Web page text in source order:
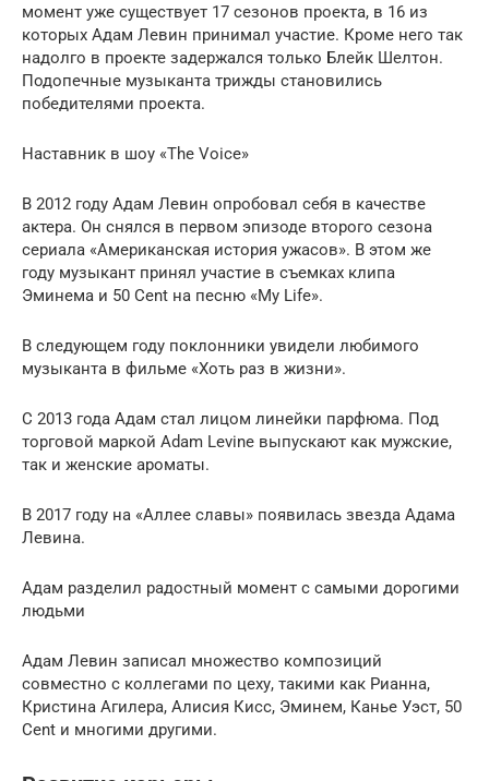
момент уже существует 17 сезонов проекта, в 16 из
которых Адам Левин принимал участие. Кроме него так
надолго в проекте задержался только Блейк Шелтон.
Подопечные музыканта трижды становились
победителями проекта.
Наставник в шоу «The Voice»
В 2012 году Адам Левин опробовал себя в качестве
актера. Он снялся в первом эпизоде второго сезона
сериала «Американская история ужасов». В этом же
году музыкант принял участие в съемках клипа
Эминема и 50 Cent на песню «My Life».
В следующем году поклонники увидели любимого
музыканта в фильме «Хоть раз в жизни».
С 2013 года Адам стал лицом линейки парфюма. Под
торговой маркой Adam Levine выпускают как мужские,
так и женские ароматы.
В 2017 году на «Аллее славы» появилась звезда Адама
Левина.
Адам разделил радостный момент с самыми дорогими
людьми
Адам Левин записал множество композиций
совместно с коллегами по цеху, такими как Рианна,
Кристина Агилера, Алисия Кисс, Эминем, Канье Уэст, 50
Cent и многими другими.